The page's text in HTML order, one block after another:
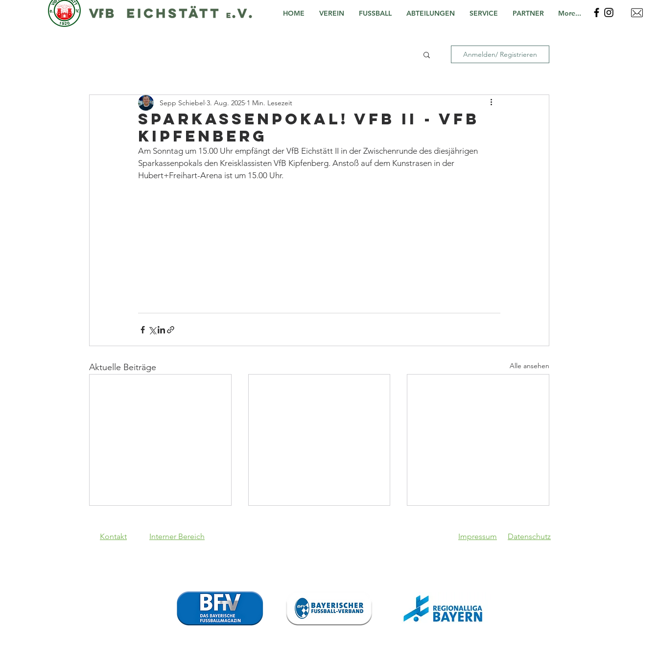
HOME VEREIN FUSSBALL ABTEILUNGEN SERVICE PARTNER More...
Anmelden/ Registrieren
Sparkassenpokal! VfB II - VfB
Kipfenberg
Sepp Schiebel 3. Aug. 2025 1 Min. Lesezeit
Am Sonntag um 15.00 Uhr empfängt der VfB Eichstätt II in der Zwischenrunde des diesjährigen
Sparkassenpokals den Kreisklassisten VfB Kipfenberg. Anstoß auf dem Kunstrasen in der
Hubert+Freihart-Arena ist um 15.00 Uhr.
Aktuelle Beiträge Alle ansehen
Augsburg - VfB
SV Kasing - VfB
II
TSV Schwaben
Augsburg - VfB
Kontakt Interner Bereich Impressum Datenschutz